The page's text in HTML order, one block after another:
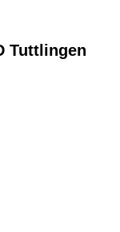
Tuttlingen